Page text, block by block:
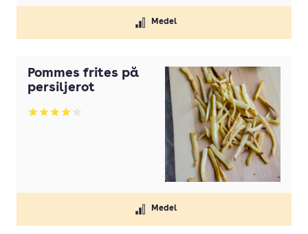
Medel
Pommes frites på
persiljerot
Betyg: 4.17 av 5
Medel